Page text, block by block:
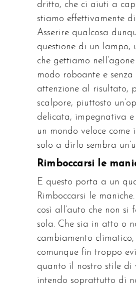
dritto, che ci aiuti a
stiamo effettivamente
Asserire qualcosa
questione di un lampo,
che gettiamo
modo roboante e senza
attenzione al risultato,
scalpore, piuttosto
delicata, impegnativa e
un mondo veloce come
solo a dirlo sembra
Rimboccarsi le
E questo porta a un
Rimboccarsi le
così all’auto che non si
sola. Che sia in atto o
cambiamento climatico,
comunque fin troppo
quanto il nostro stile di
intendo soprattutto di